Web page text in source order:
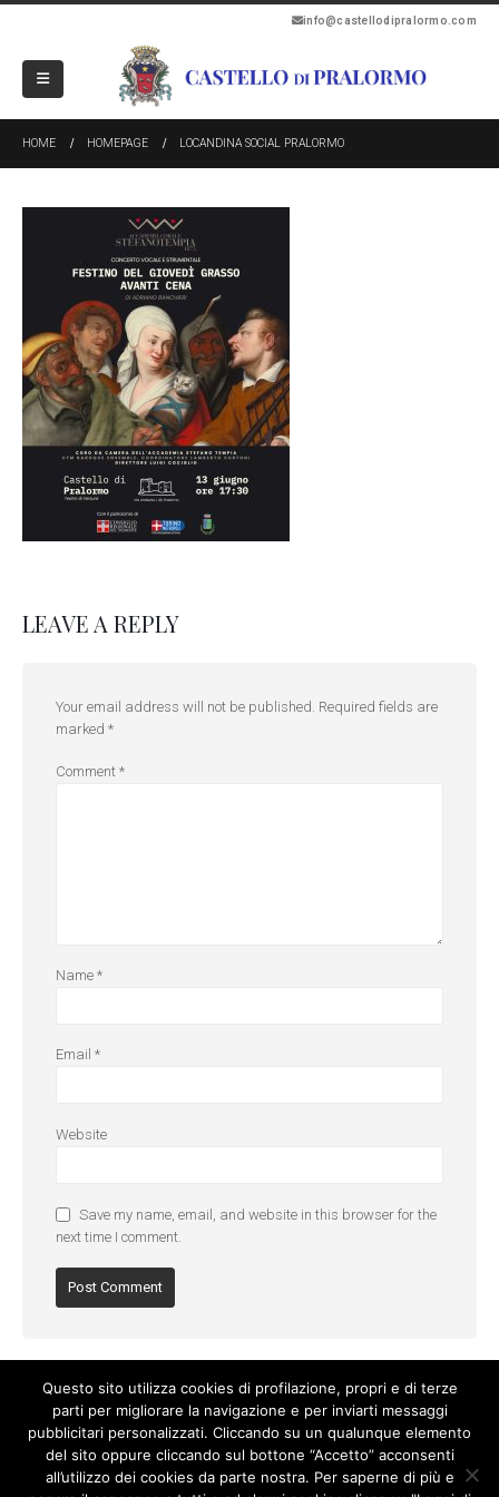
info@castellodipralormo.com
HOME HOMEPAGE LOCANDINA SOCIAL PRALORMO
LEAVE A REPLY
Your email address will not be published. Required fields are
marked *
Comment *
Name *
Email *
Website
Save my name, email, and website in this browser for the
next time I comment.
Questo sito utilizza cookies di profilazione, propri e di terze
parti per migliorare la navigazione e per inviarti messaggi
pubblicitari personalizzati. Cliccando su un qualunque elemento
del sito oppure cliccando sul bottone “Accetto” acconsenti
all’utilizzo dei cookies da parte nostra. Per saperne di più e